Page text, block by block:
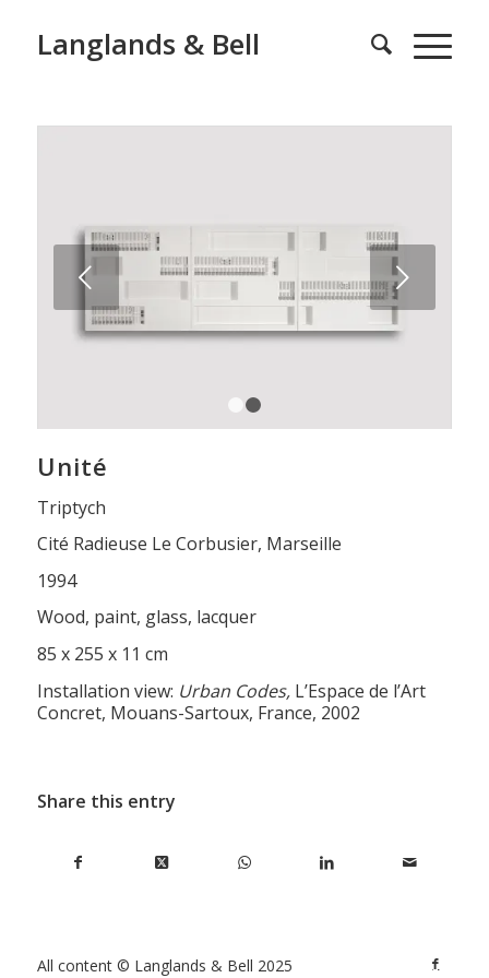
Langlands & Bell
Next
Unité
Triptych
Cité Radieuse Le Corbusier, Marseille
1994
Wood, paint, glass, lacquer
85 x 255 x 11 cm
Installation view: Urban Codes,L’Espace de l’Art
Concret, Mouans-Sartoux, France, 2002
Share this entry
All content © Langlands & Bell 2025